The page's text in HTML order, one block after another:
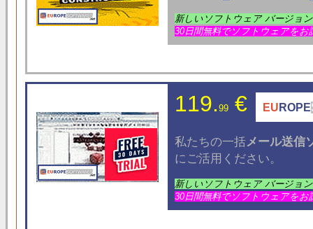
新しいソフトウェア バージョ
30日間無料でソフトウェアをお
119. 99€ EU ROPE
私たちの一括メール送信
にご活用ください。
新しいソフトウェア バージョ
30日間無料でソフトウェアをお